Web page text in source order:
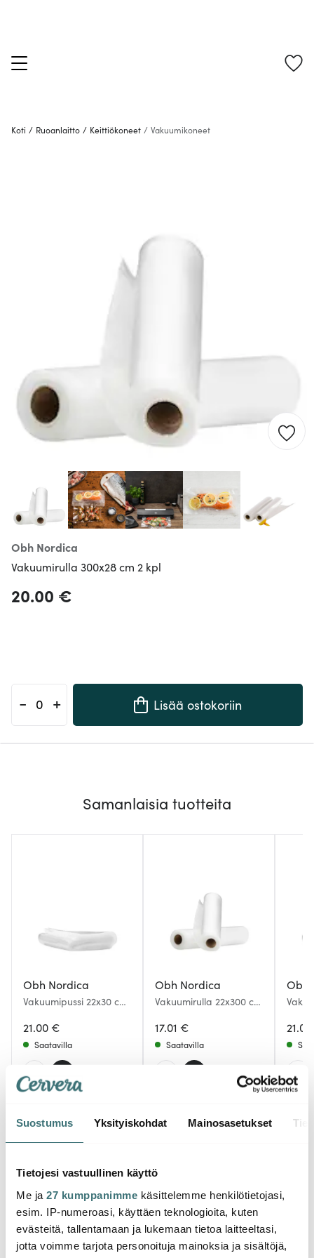
Suostumus Yksityiskohdat Mainosasetukset
Tietojesi vastuullinen käyttö
Me ja 27 kumppanimme käsittelemme henkilötietojasi,
esim. IP-numeroasi, käyttäen teknologioita, kuten
evästeitä, tallentamaan ja lukemaan tietoa laitteeltasi,
jotta voimme tarjota personoituja mainoksia ja sisältöjä,
Koti / Ruoanlaitto / Keittiökoneet / Vakuumikoneet
Obh Nordica
Vakuumirulla 300x28 cm 2 kpl
20.00 €
- + Lisää ostokoriin
Samanlaisia tuotteita
Obh Nordica
Vakuumipussi 22x30 cm
21.00 €
Saatavilla
Obh Nordica
Vakuumirulla 22x300 cm
17.01 €
Saatavilla
Obh
Saatat pitää myös näistä
HYVÄ DIILI HYVÄ DIILI